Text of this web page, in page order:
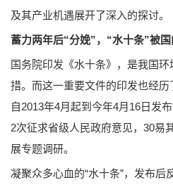
及其产业机遇展开了深入的探讨。
蓄力两年后“分娩”，“水十条”被
国务院印发《水十条》，是我国
措。而这一重要文件的印发也经历
自2013年4月起到今年4月16日发
2次征求省级人民政府意见，30易
展专题调研。
凝聚众多心血的“水十条”，发布后